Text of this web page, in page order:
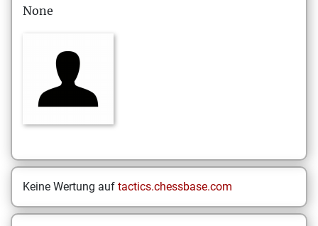
None
Keine Wertung auf tactics.chessbase.com